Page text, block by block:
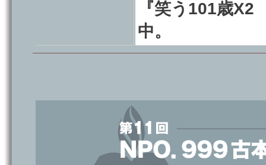
『笑う101歳
中。